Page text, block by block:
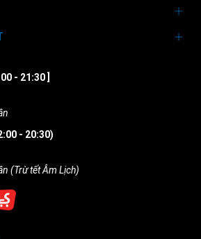
- 21:30 ]
- 20:30)
(Trừ tết Âm Lịch)